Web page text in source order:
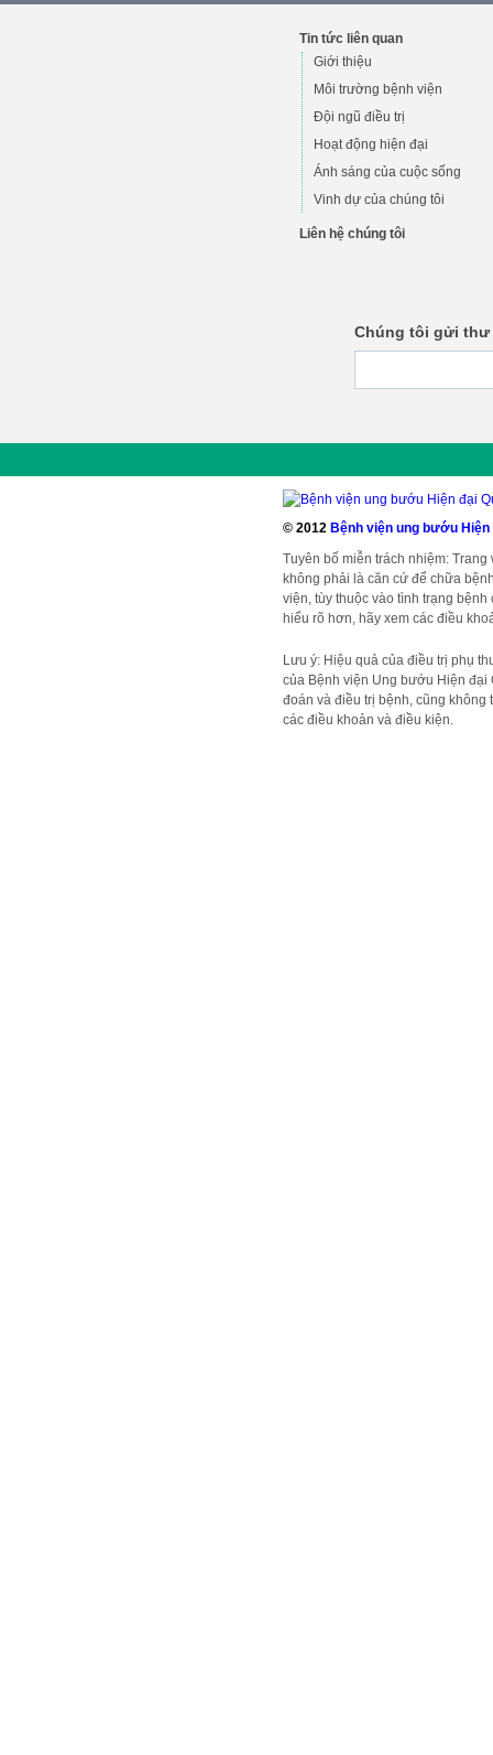
Tin tức liên quan
Giới thiệu
Môi trường bệnh viện
Đội ngũ điều trị
Hoạt động hiện đại
Ánh sáng của cuộc sống
Vinh dự của chúng tôi
Liên hệ chúng tôi
Chúng tôi gửi
© 2012 Bệnh viện ung bướu
Tuyên bố miễn trách nhiệm:
không phải là căn cứ để chữa
viện, tùy thuộc vào tình trạng
hiểu rõ hơn, hãy xem các điều
Lưu ý: Hiệu quả của điều trị phụ
của Bệnh viện Ung bướu Hiện đại
đoán và điều trị bệnh, cũng không
các điều khoản và điều kiện.